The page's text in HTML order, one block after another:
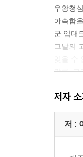
우황청
야속함
군 입대
그날의
강릉, 그
명당 사
지구가
27년 만
저자
저 :